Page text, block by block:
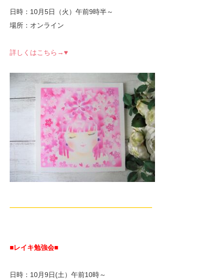
日時：10月5日（火）午前9時半～
場所：オンライン
詳しくはこちら→♥
—————————————————————
■レイキ勉強会■
日時：10月9日(土）午前10時～